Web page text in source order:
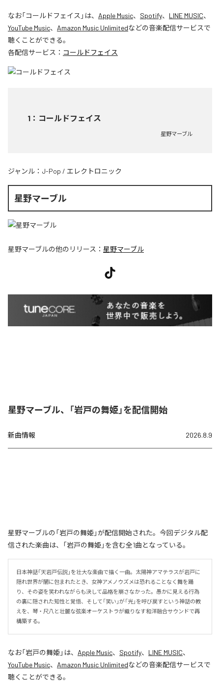
なお「コールドフェイス 」は、 Apple Music、 Spotify、 LINE MUSIC、
YouTube Music、 Amazon Music Unlimitedなどの音楽配信サービスで
聴くことができる。
各配信サービス： コールドフェイス
1 ： コールドフェイス
星野マーブル
ジャンル： J-Pop / エレクトロニック
星野マーブル
星野マーブルの他のリリース： 星野マーブル
星野マーブル、「岩戸の舞姫」を配信開始
新曲情報 2026.8.9
星野マーブルの「岩戸の舞姫」が配信開始された。今回デジタル配
信された楽曲は、「岩戸の舞姫」を含む全1曲となっている。
日本神話「天岩戸伝説」を壮大な楽曲で描く一曲。太陽神アマテラスが岩戸に
隠れ世界が闇に包まれたとき、女神アメノウズメは恐れることなく舞を踊
り、その姿を笑われながらも決して品格を崩さなかった。愚かに見える行為
の裏に隠された知性と覚悟、そして「笑い」が「光」を呼び戻すという神話の教
えを、琴・尺八と壮麗な弦楽オーケストラが織りなす和洋融合サウンドで再
構築する。
なお「岩戸の舞姫 」は、 Apple Music、 Spotify、 LINE MUSIC、
YouTube Music、 Amazon Music Unlimitedなどの音楽配信サービスで
聴くことができる。